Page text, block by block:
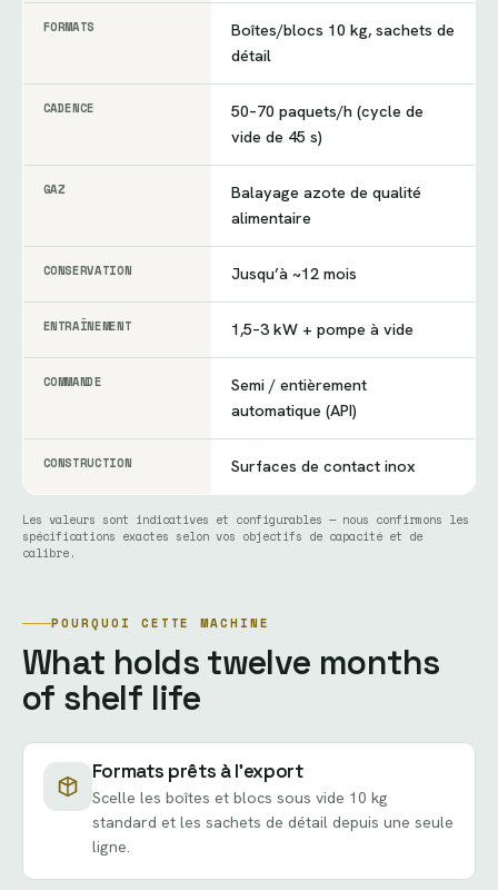
FORMATS
Boîtes/blocs 10 kg, sachets de
détail
CADENCE
50–70 paquets/h (cycle de
vide de 45 s)
GAZ
Balayage azote de qualité
alimentaire
CONSERVATION Jusqu’à ~12 mois
ENTRAÎNEMENT 1,5–3 kW + pompe à vide
COMMANDE
Semi / entièrement
automatique (API)
CONSTRUCTION Surfaces de contact inox
Les valeurs sont indicatives et configurables — nous confirmons les
spécifications exactes selon vos objectifs de capacité et de
calibre.
POURQUOI CETTE MACHINE
What holds twelve months
of shelf life
Formats prêts à l’export
Scelle les boîtes et blocs sous vide 10 kg
standard et les sachets de détail depuis une seule
ligne.